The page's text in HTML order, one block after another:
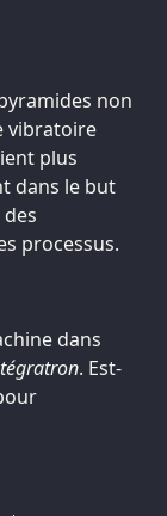
non
vibratoire
plus
dans le but
processus.
dans
. Est-